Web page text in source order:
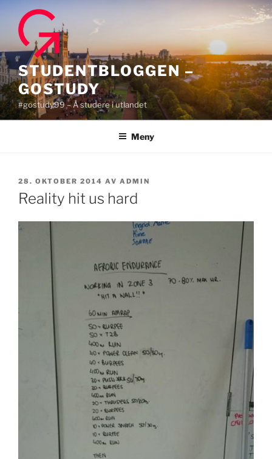
innhold
STUDENTBLOGGEN –
GOSTUDY
#gostudy99 – Å studere i utlandet
Meny
PUBLISERT
28. OKTOBER 2014 AV ADMIN
Reality hit us hard